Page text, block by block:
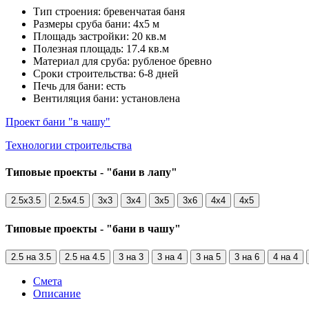
Тип строения: бревенчатая баня
Размеры сруба бани: 4х5 м
Площадь застройки: 20 кв.м
Полезная площадь: 17.4 кв.м
Материал для сруба: рубленое бревно
Сроки строительства: 6-8 дней
Печь для бани: есть
Вентиляция бани: установлена
Проект бани "в чашу"
Технологии строительства
Типовые проекты - "бани в лапу"
2.5х3.5 2.5х4.5 3х3 3х4 3х5 3х6 4х4 4х5
Типовые проекты - "бани в чашу"
2.5 на 3.5 2.5 на 4.5 3 на 3 3 на 4 3 на 5 3 на 6 4 на 4
Смета
Описание